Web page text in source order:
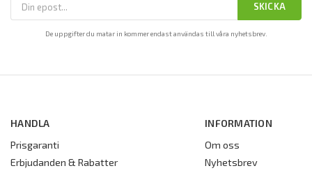
SKICKA
De uppgifter du matar in kommer endast användas till våra nyhetsbrev.
HANDLA
Prisgaranti
Erbjudanden & Rabatter
INFORMATION
Om oss
Nyhetsbrev